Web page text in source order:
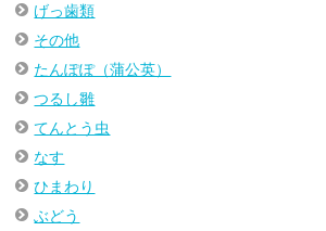
げっ歯類
その他
たんぽぽ（蒲公英）
つるし雛
てんとう虫
なす
ひまわり
ぶどう